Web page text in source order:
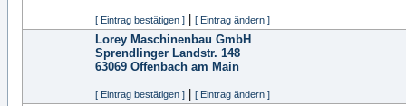
[ Eintrag bestätigen ] [ Eintrag ändern ]
Lorey Maschinenbau GmbH
Sprendlinger Landstr. 148
63069 Offenbach am Main
[ Eintrag bestätigen ] [ Eintrag ändern ]